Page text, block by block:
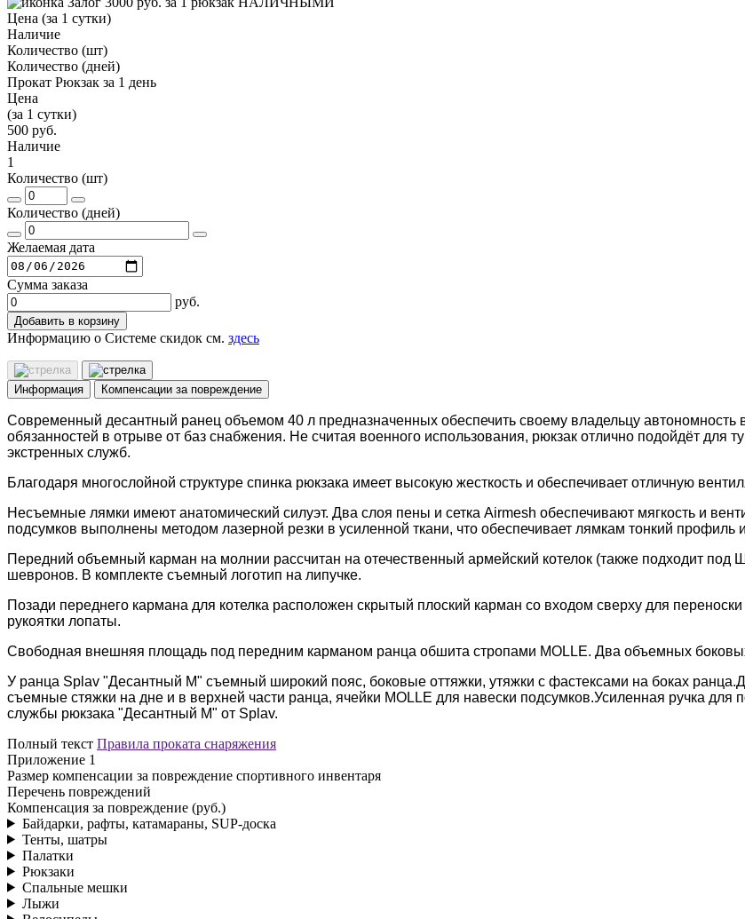
Цена (за 1 сутки)
Наличие
Количество (шт)
Количество (дней)
Прокат Рюкзак за 1 день
Цена
(за 1 сутки)
500 руб.
Наличие
1
Количество (шт)
Количество (дней)
Желаемая дата
Сумма заказа
руб.
Добавить в корзину
Информацию о Системе скидок см. здесь
Информация Компенсации за повреждение
Современный десантный ранец объемом 40 л предназначенных обеспечить своему владельцу автономность
обязанностей в отрыве от баз снабжения. Не считая военного использования, рюкзак отлично подойдёт для
экстренных служб.
Благодаря многослойной структуре спинка рюкзака имеет высокую жесткость и обеспечивает отличную
Несъемные лямки имеют анатомический силуэт. Два слоя пены и сетка Airmesh обеспечивают мягкость и
подсумков выполнены методом лазерной резки в усиленной ткани, что обеспечивает лямкам тонкий профиль
Передний объемный карман на молнии рассчитан на отечественный армейский котелок (также подходит
шевронов. В комплекте съемный логотип на липучке.
Позади переднего кармана для котелка расположен скрытый плоский карман со входом сверху для
рукоятки лопаты.
Свободная внешняя площадь под передним карманом ранца обшита стропами MOLLE. Два объемных
У ранца Splav "Десантный М" съемный широкий пояс, боковые оттяжки, утяжки с фастексами на боках ранца.
съемные стяжки на дне и в верхней части ранца, ячейки MOLLE для навески подсумков.Усиленная ручка для
службы рюкзака "Десантный М" от Splav.
Полный текст Правила проката снаряжения
Приложение 1
Размер компенсации за повреждение спортивного инвентаря
Перечень повреждений
Компенсация за повреждение (руб.)
Байдарки, рафты, катамараны, SUP-доска
Тенты, шатры
Палатки
Рюкзаки
Спальные мешки
Лыжи